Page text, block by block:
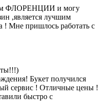
ФЛОРЕНЦИИ и могу
,является лучшим
! Мне пришлось работать с
Букет получился
сервис ! Отличные цены !
быстро с